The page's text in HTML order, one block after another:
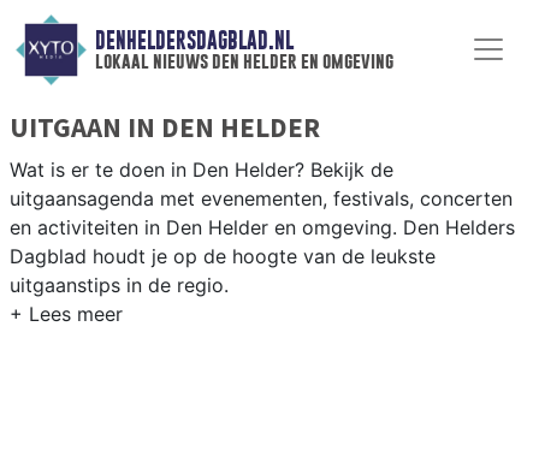
DENHELDERSDAGBLAD.NL
lokaal nieuws den helder en omgeving
UITGAAN IN DEN HELDER
Wat is er te doen in Den Helder? Bekijk de
uitgaansagenda met evenementen, festivals, concerten
en activiteiten in Den Helder en omgeving. Den Helders
Dagblad houdt je op de hoogte van de leukste
uitgaanstips in de regio.